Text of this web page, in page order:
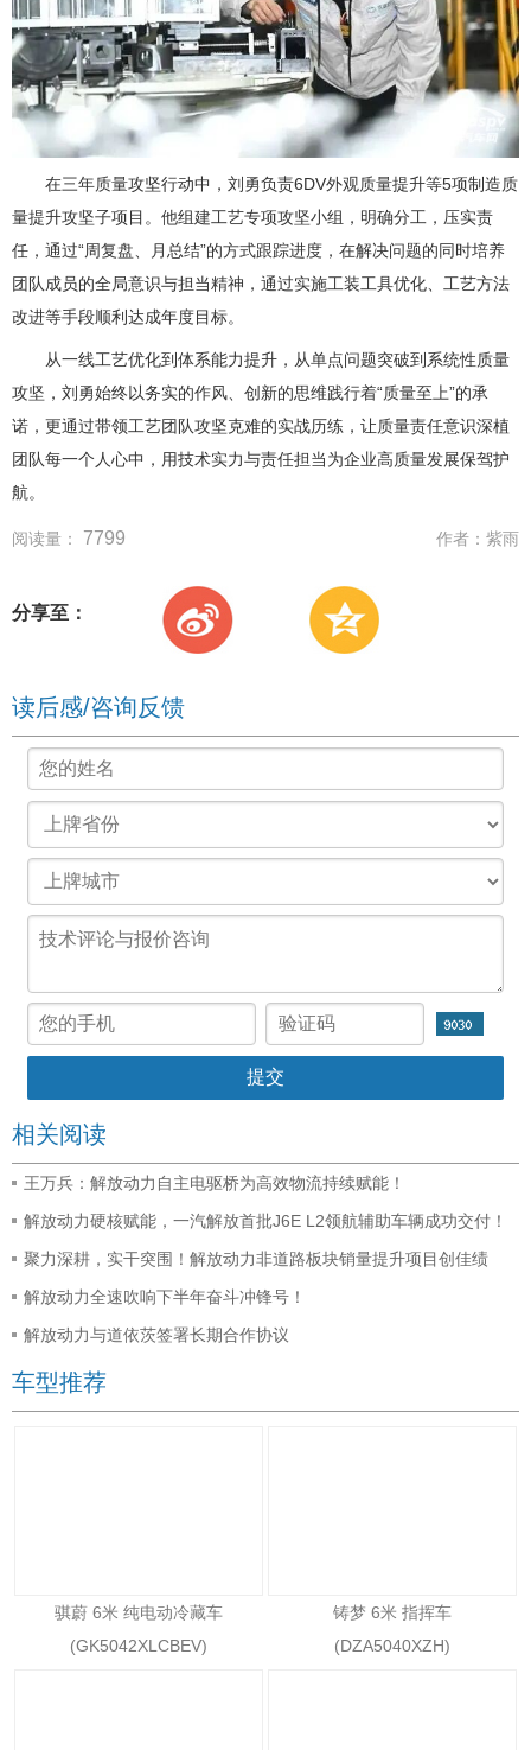
在三年质量攻坚行动中，刘勇负责6DV外观质量提升等5项制造质
量提升攻坚子项目。他组建工艺专项攻坚小组，明确分工，压实责
任，通过“周复盘、月总结”的方式跟踪进度，在解决问题的同时培养
团队成员的全局意识与担当精神，通过实施工装工具优化、工艺方法
改进等手段顺利达成年度目标。
从一线工艺优化到体系能力提升，从单点问题突破到系统性质量
攻坚，刘勇始终以务实的作风、创新的思维践行着“质量至上”的承
诺，更通过带领工艺团队攻坚克难的实战历练，让质量责任意识深植
团队每一个人心中，用技术实力与责任担当为企业高质量发展保驾护
航。
阅读量： 7799 作者： 紫雨
分享至：
读后感/咨询反馈
相关阅读
王万兵：解放动力自主电驱桥为高效物流持续赋能！
解放动力硬核赋能，一汽解放首批J6E L2领航辅助车辆成功交付！
聚力深耕，实干突围！解放动力非道路板块销量提升项目创佳绩
解放动力全速吹响下半年奋斗冲锋号！
解放动力与道依茨签署长期合作协议
车型推荐
骐蔚 6米 纯电动冷藏车
(GK5042XLCBEV)
铸梦 6米 指挥车
(DZA5040XZH)